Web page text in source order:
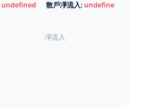
undefined 散戶凈流入: undefined